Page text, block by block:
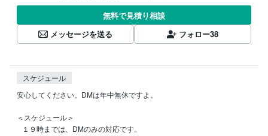
無料で見積り相談
メッセージを送る
フォロー38
スケジュール
安心してください。DMは年中無休ですよ。
＜スケジュール＞